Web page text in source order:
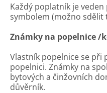
Každý poplatník je
symbolem (možno sdělit
Známky na popelnice /
Vlastník popelnice se při
popelnici. Známky na
bytových a činžovních
důvěrník.